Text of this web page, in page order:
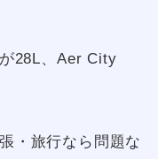
28L、Aer City
・旅行なら問題な